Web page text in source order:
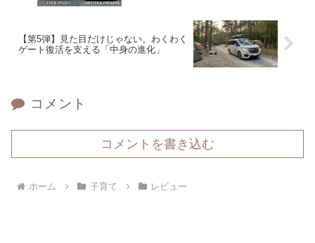
【第5弾】見た目だけじゃない。わくわく
ゲート復活を支える「中身の進化」
コメント
コメントを書き込む
ホーム 子育て レビュー